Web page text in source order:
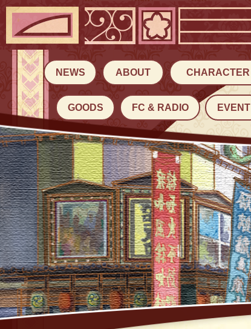
NEWS ABOUT CHARACTER
GOODS FC & RADIO EVENT